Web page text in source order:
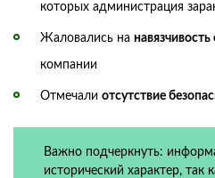
которых администрация
Жаловались на
компании
Отмечали отсутствие
Важно подчеркнуть:
исторический характер, так